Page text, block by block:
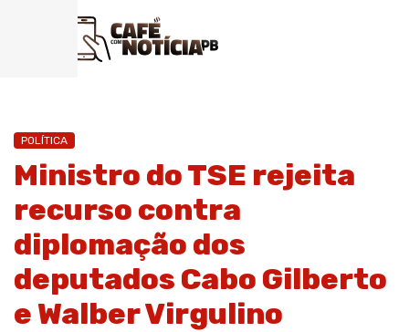
POLÍTICA
Ministro do TSE rejeita
recurso contra
diplomação dos
deputados Cabo Gilberto
e Walber Virgulino